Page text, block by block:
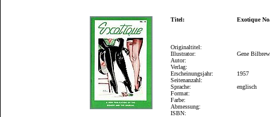
Titel: Exotique
Originaltitel:
Illustrator:
Autor:
Verlag:
Erscheinungsjahr:
Seitenanzahl:
Sprache:
Format:
Farbe:
Abmessung:
ISBN:
Gene Bilbrew
1957
englisch